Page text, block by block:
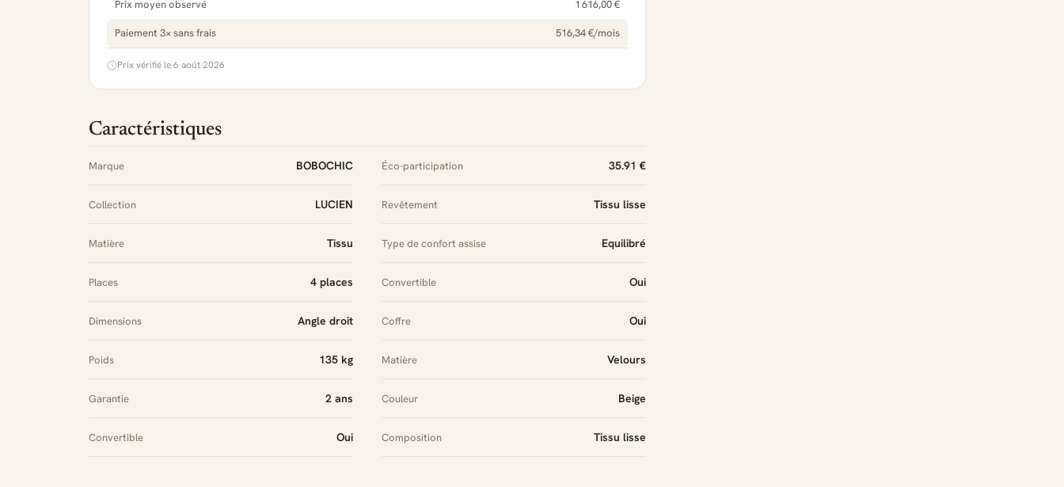
Prix moyen observé 1 616,00 €
Paiement 3× sans frais 516,34 €/mois
Prix vérifié le 6 août 2026
Caractéristiques
Marque BOBOCHIC
Collection LUCIEN
Matière Tissu
Places 4 places
Dimensions Angle droit
Poids 135 kg
Garantie 2 ans
Convertible Oui
Éco-participation 35.91 €
Revêtement Tissu lisse
Type de confort assise Equilibré
Convertible Oui
Coffre Oui
Matière Velours
Couleur Beige
Composition Tissu lisse